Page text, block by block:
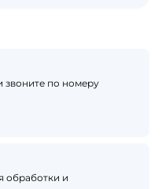
звоните по номеру
обработки и